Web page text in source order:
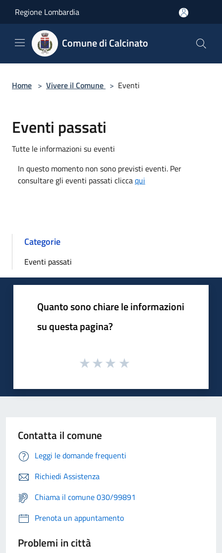
Regione Lombardia
Comune di Calcinato
Home > Vivere il Comune > Eventi
Eventi passati
Tutte le informazioni su eventi
In questo momento non sono previsti eventi. Per
consultare gli eventi passati cliccaqui
Categorie
Eventi passati
Quanto sono chiare le informazioni
su questa pagina?
Contatta il comune
Leggi le domande frequenti
Richiedi Assistenza
Chiama il comune 030/99891
Prenota un appuntamento
Problemi in città